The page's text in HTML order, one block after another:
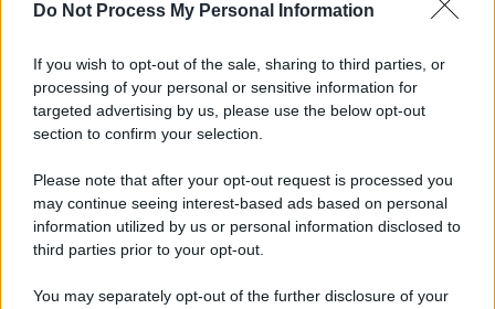
Do Not Process My Personal Information
If you wish to opt-out of the sale, sharing to third parties, or
processing of your personal or sensitive information for
targeted advertising by us, please use the below opt-out
section to confirm your selection.
Please note that after your opt-out request is processed you
may continue seeing interest-based ads based on personal
information utilized by us or personal information disclosed to
third parties prior to your opt-out.
You may separately opt-out of the further disclosure of your
Il lutto /Addio a Livio Berruti, leggenda dello sprint
italiano
L’oro olimpico nei 200 metri a Roma 1960 aveva 87 anni. È morto